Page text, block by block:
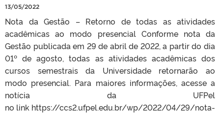
13/05/2022
Nota da Gestão – Retorno de todas as atividades
acadêmicas ao modo presencial Conforme nota da
Gestão publicada em 29 de abril de 2022, a partir do dia
01º de agosto, todas as atividades acadêmicas dos
cursos semestrais da Universidade retornarão ao
modo presencial. Para maiores informações, acesse a
notícia da UFPel
no link https://ccs2.ufpel.edu.br/wp/2022/04/29/nota-